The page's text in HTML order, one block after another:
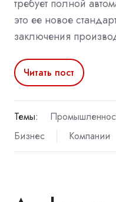
требует полной
это ее новое
заключения
Читать пост
Темы:
Бизнес
Компании